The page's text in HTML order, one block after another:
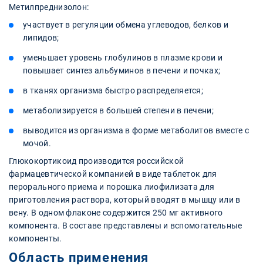
Метилпреднизолон:
участвует в регуляции обмена углеводов, белков и
липидов;
уменьшает уровень глобулинов в плазме крови и
повышает синтез альбуминов в печени и почках;
в тканях организма быстро распределяется;
метаболизируется в большей степени в печени;
выводится из организма в форме метаболитов вместе с
мочой.
Глюкокортикоид производится российской
фармацевтической компанией в виде таблеток для
перорального приема и порошка лиофилизата для
приготовления раствора, который вводят в мышцу или в
вену. В одном флаконе содержится 250 мг активного
компонента. В составе представлены и вспомогательные
компоненты.
Область применения